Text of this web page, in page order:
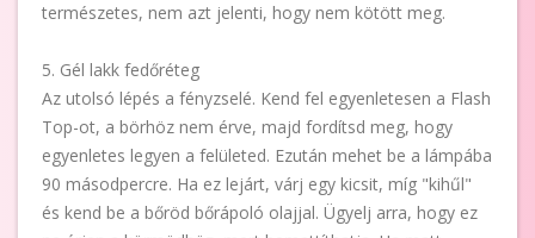
természetes, nem azt jelenti, hogy nem kötött meg.
5. Gél lakk fedőréteg
Az utolsó lépés a fényzselé. Kend fel egyenletesen a Flash
Top-ot, a börhöz nem érve, majd fordítsd meg, hogy
egyenletes legyen a felületed. Ezután mehet be a lámpába
90 másodpercre. Ha ez lejárt, várj egy kicsit, míg "kihűl"
és kend be a bőröd bőrápoló olajjal. Ügyelj arra, hogy ez